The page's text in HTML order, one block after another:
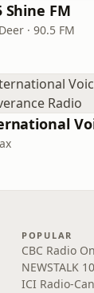
Shine FM
· 90.5 FM
POPULAR
CBC Radio
NEWSTALK
ICI Radio-